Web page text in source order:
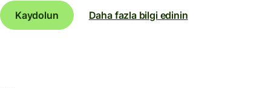
Kaydolun
Daha fazla bilgi edinin